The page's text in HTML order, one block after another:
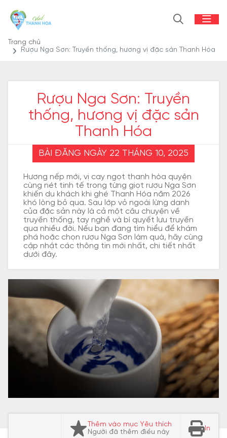
Trang chủ
Rượu Nga Sơn: Truyền thống, hương vị đặc sản Thanh Hóa
Rượu Nga Sơn: Truyền
thống, hương vị đặc sản
Thanh Hóa
BÀI ĐĂNG NGÀY 22 THÁNG 10, 2025
Hương nếp mới, vị cay ngọt thanh hòa quyện
cùng nét tinh tế trong từng giọt rượu Nga Sơn
khiến du khách khi ghé Thanh Hóa năm 2026
khó lòng bỏ qua. Sau lớp vỏ ngoài lừng danh
của đặc sản này là cả một câu chuyện về
truyền thống, tay nghề và bí quyết lưu truyền
qua nhiều đời. Nếu bạn đang tìm hiểu để khám
phá hoặc chọn rượu Nga Sơn làm quà, hãy cùng
cập nhật các thông tin mới nhất, chi tiết nhất
dưới đây.
Thêm vào mục Yêu thích
Người đã thêm điều này
In